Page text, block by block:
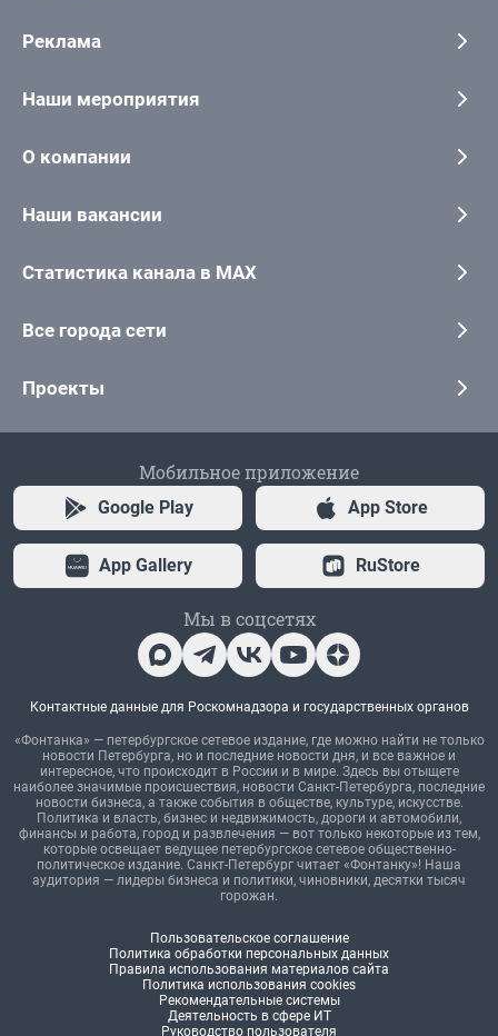
Реклама
Наши мероприятия
О компании
Наши вакансии
Статистика канала в MAX
Все города сети
Проекты
Мобильное приложение
Google Play App Store
App Gallery RuStore
Мы в соцсетях
Контактные данные для Роскомнадзора и государственных органов
«Фонтанка» — петербургское сетевое издание, где можно найти не только
новости Петербурга, но и последние новости дня, и все важное и
интересное, что происходит в России и в мире. Здесь вы отыщете
наиболее значимые происшествия, новости Санкт-Петербурга, последние
новости бизнеса, а также события в обществе, культуре, искусстве.
Политика и власть, бизнес и недвижимость, дороги и автомобили,
финансы и работа, город и развлечения — вот только некоторые из тем,
которые освещает ведущее петербургское сетевое общественно-
политическое издание. Санкт-Петербург читает «Фонтанку»! Наша
аудитория — лидеры бизнеса и политики, чиновники, десятки тысяч
горожан.
Пользовательское соглашение
Политика обработки персональных данных
Правила использования материалов сайта
Политика использования cookies
Рекомендательные системы
Деятельность в сфере ИТ
Руководство пользователя